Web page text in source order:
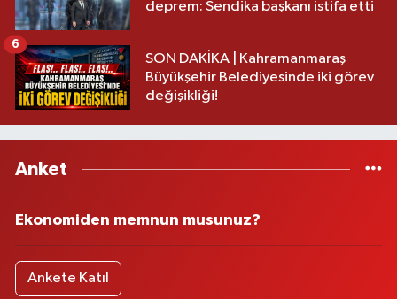
deprem: Sendika başkanı istifa etti
SON DAKİKA | Kahramanmaraş
Büyükşehir Belediyesinde iki görev
değişikliği!
6
Anket
Ekonomiden memnun musunuz?
Ankete Katıl